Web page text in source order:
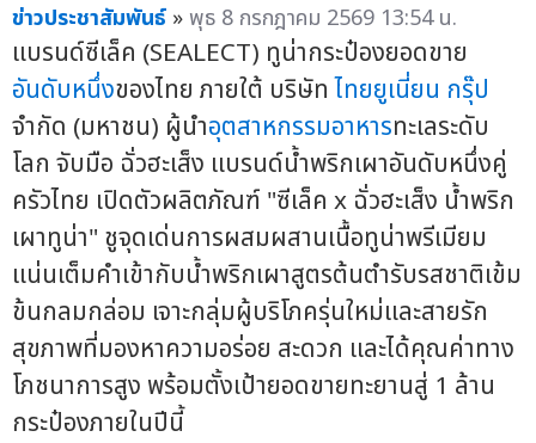
ข่าวประชาสัมพันธ์ »พุธ 8 กรกฎาคม 2569 13:54 น.
แบรนด์ซีเล็ค (SEALECT) ทูน่ากระป๋องยอดขาย
อันดับหนึ่งของไทย ภายใต้ บริษัทไทยยูเนี่ยน กรุ๊ป
จำกัด (มหาชน) ผู้นำอุตสาหกรรมอาหารทะเลระดับ
โลก จับมือ ฉั่วฮะเส็ง แบรนด์น้ำพริกเผาอันดับหนึ่งคู่
ครัวไทย เปิดตัวผลิตภัณฑ์ "ซีเล็ค x ฉั่วฮะเส็ง น้ำพริก
เผาทูน่า" ชูจุดเด่นการผสมผสานเนื้อทูน่าพรีเมียม
แน่นเต็มคำเข้ากับน้ำพริกเผาสูตรต้นตำรับรสชาติเข้ม
ข้นกลมกล่อม เจาะกลุ่มผู้บริโภครุ่นใหม่และสายรัก
สุขภาพที่มองหาความอร่อย สะดวก และได้คุณค่าทาง
โภชนาการสูง พร้อมตั้งเป้ายอดขายทะยานสู่ 1 ล้าน
กระป๋องภายในปีนี้